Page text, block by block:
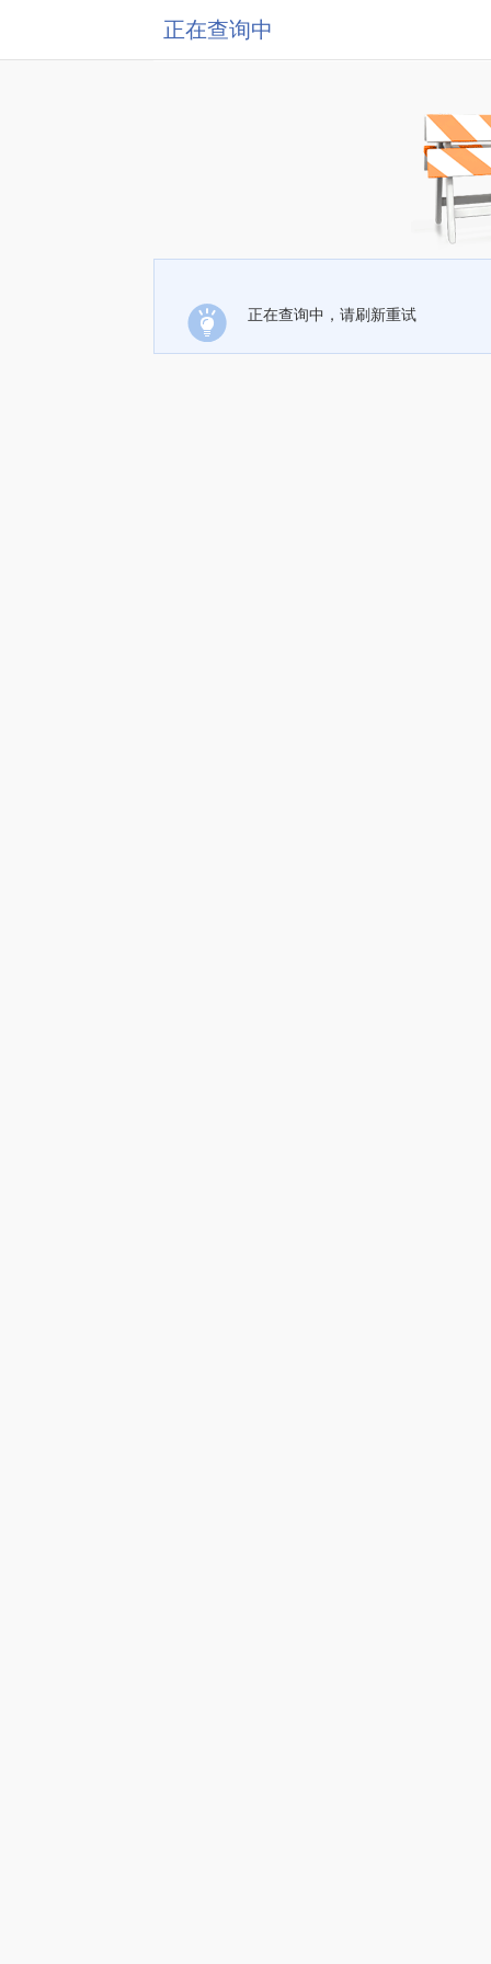
正在查询中
正在查询中，请刷新重试